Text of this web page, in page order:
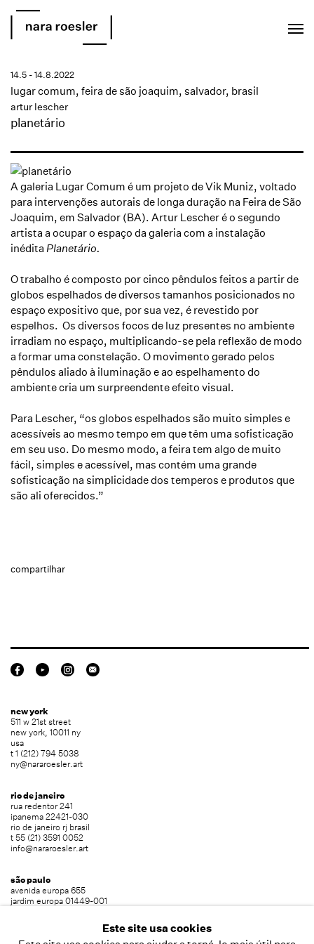
planetário
artur lescher
lugar comum, feira de são joaquim, salvador, brasil
14.5 - 14.8.2022
A galeria Lugar Comum é um projeto de Vik Muniz, voltado
para intervenções autorais de longa duração na Feira de São
Joaquim, em Salvador (BA). Artur Lescher é o segundo
artista a ocupar o espaço da galeria com a instalação
inéditaPlanetário.
O trabalho é composto por cinco pêndulos feitos a partir de
globos espelhados de diversos tamanhos posicionados no
espaço expositivo que, por sua vez, é revestido por
espelhos. Os diversos focos de luz presentes no ambiente
irradiam no espaço, multiplicando-se pela reflexão de modo
a formar uma constelação. O movimento gerado pelos
pêndulos aliado à iluminação e ao espelhamento do
ambiente cria um surpreendente efeito visual.
Para Lescher, “os globos espelhados são muito simples e
acessíveis ao mesmo tempo em que têm uma sofisticação
em seu uso. Do mesmo modo, a feira tem algo de muito
fácil, simples e acessível, mas contém uma grande
sofisticação na simplicidade dos temperos e produtos que
são ali oferecidos.”
compartilhar
new york
511 w 21st street
new york, 10011 ny
usa
t 1 (212) 794 5038
ny@nararoesler.art
rio de janeiro
rua redentor 241
ipanema 22421-030
rio de janeiro rj brasil
t 55 (21) 3591 0052
info@nararoesler.art
são paulo
avenida europa 655
jardim europa 01449-001
Este site usa cookies